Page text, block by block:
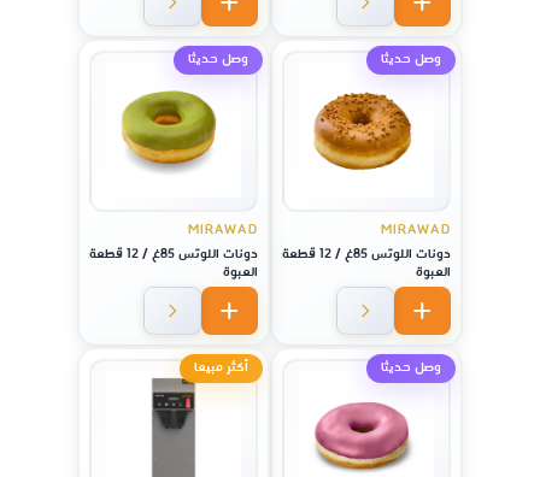
وصل حديثا
MIRAWAD
دونات اللوتس 85غ / 12 قطعة
العبوة
وصل حديثا
MIRAWAD
دونات اللوتس 85غ / 12 قطعة
العبوة
وصل حديثا أكثر مبيعا